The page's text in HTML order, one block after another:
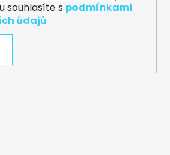
souhlasíte s podmínkami
údajů